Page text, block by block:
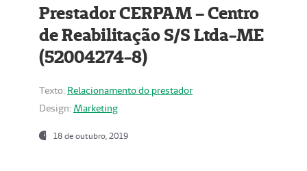
Prestador CERPAM – Centro
de Reabilitação S/S Ltda-ME
(52004274-8)
Texto: Relacionamento do prestador
Design: Marketing
18 de outubro, 2019